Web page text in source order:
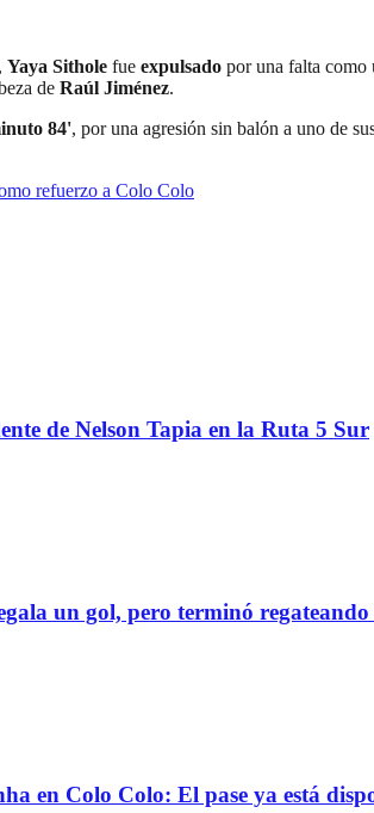
, Yaya Sithole fue expulsado por una falta como
de Raúl Jiménez.
84', por una agresión sin balón a uno de
refuerzo a Colo Colo
de Nelson Tapia en la Ruta 5 Sur
un gol, pero terminó
en Colo Colo: El pase ya está